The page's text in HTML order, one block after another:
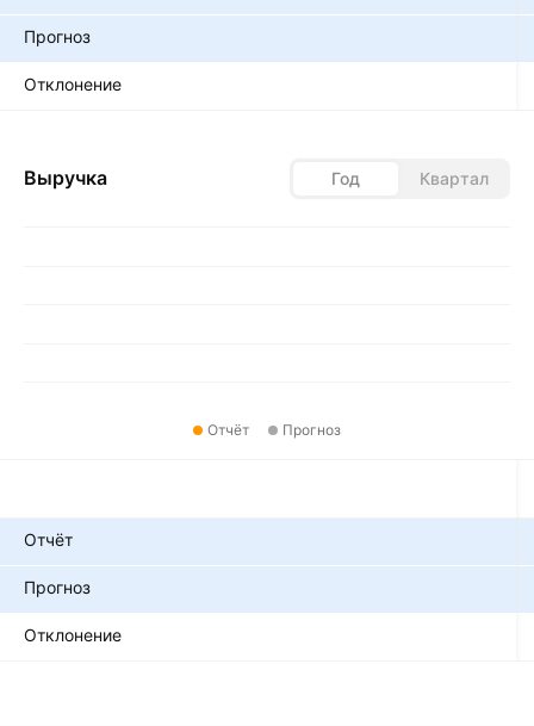
Прогноз
Отклонение
Выручка Год Квартал
Отчёт Прогноз
Отчёт
Прогноз
Отклонение